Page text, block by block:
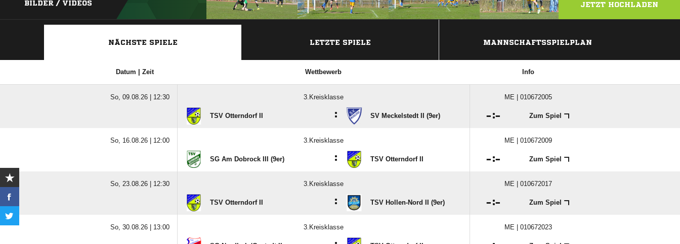
BILDER / VIDEOS JETZT HOCHLADEN
NÄCHSTE SPIELE LETZTE SPIELE MANNSCHAFTSSPIELPLAN
Datum | Zeit Wettbewerb Info
So, 09.08.26 | 12:30 3.Kreisklasse ME | 010672005
TSV Otterndorf II : SV Meckelstedt II (9er) : Zum Spiel
So, 16.08.26 | 12:00 3.Kreisklasse ME | 010672009
SG Am Dobrock III (9er) : TSV Otterndorf II : Zum Spiel
So, 23.08.26 | 12:30 3.Kreisklasse ME | 010672017
TSV Otterndorf II : TSV Hollen-Nord II (9er) : Zum Spiel
So, 30.08.26 | 13:00 3.Kreisklasse ME | 010672023